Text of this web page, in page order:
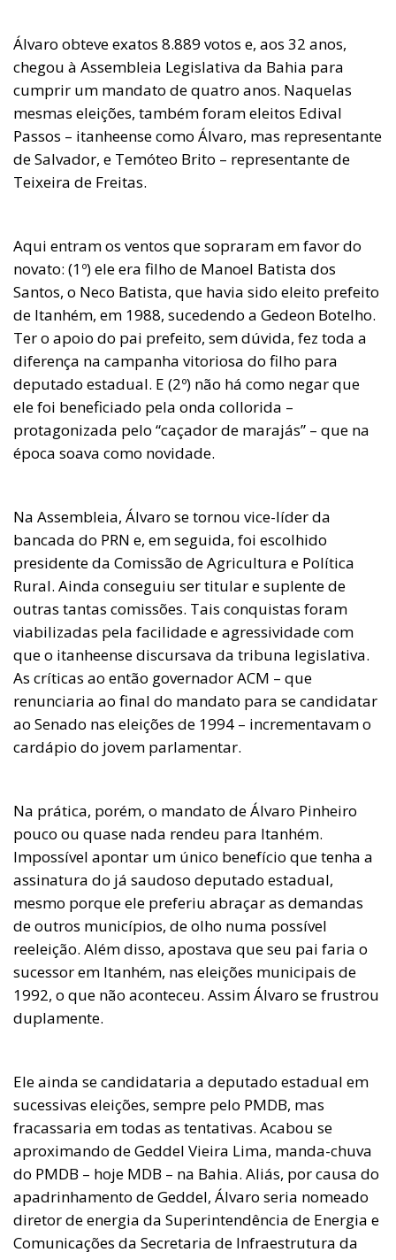
Álvaro obteve exatos 8.889 votos e, aos 32 anos,
chegou à Assembleia Legislativa da Bahia para
cumprir um mandato de quatro anos. Naquelas
mesmas eleições, também foram eleitos Edival
Passos – itanheense como Álvaro, mas representante
de Salvador, e Temóteo Brito – representante de
Teixeira de Freitas.
Aqui entram os ventos que sopraram em favor do
novato: (1º) ele era filho de Manoel Batista dos
Santos, o Neco Batista, que havia sido eleito prefeito
de Itanhém, em 1988, sucedendo a Gedeon Botelho.
Ter o apoio do pai prefeito, sem dúvida, fez toda a
diferença na campanha vitoriosa do filho para
deputado estadual. E (2º) não há como negar que
ele foi beneficiado pela onda collorida –
protagonizada pelo “caçador de marajás” – que na
época soava como novidade.
Na Assembleia, Álvaro se tornou vice-líder da
bancada do PRN e, em seguida, foi escolhido
presidente da Comissão de Agricultura e Política
Rural. Ainda conseguiu ser titular e suplente de
outras tantas comissões. Tais conquistas foram
viabilizadas pela facilidade e agressividade com
que o itanheense discursava da tribuna legislativa.
As críticas ao então governador ACM – que
renunciaria ao final do mandato para se candidatar
ao Senado nas eleições de 1994 – incrementavam o
cardápio do jovem parlamentar.
Na prática, porém, o mandato de Álvaro Pinheiro
pouco ou quase nada rendeu para Itanhém.
Impossível apontar um único benefício que tenha a
assinatura do já saudoso deputado estadual,
mesmo porque ele preferiu abraçar as demandas
de outros municípios, de olho numa possível
reeleição. Além disso, apostava que seu pai faria o
sucessor em Itanhém, nas eleições municipais de
1992, o que não aconteceu. Assim Álvaro se frustrou
duplamente.
Ele ainda se candidataria a deputado estadual em
sucessivas eleições, sempre pelo PMDB, mas
fracassaria em todas as tentativas. Acabou se
aproximando de Geddel Vieira Lima, manda-chuva
do PMDB – hoje MDB – na Bahia. Aliás, por causa do
apadrinhamento de Geddel, Álvaro seria nomeado
diretor de energia da Superintendência de Energia e
Comunicações da Secretaria de Infraestrutura da